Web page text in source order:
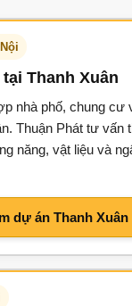
Thanh Xuân
nhà phố, chung cư
Thuận Phát tư vấn
năng, vật liệu và
dự án Thanh Xuân